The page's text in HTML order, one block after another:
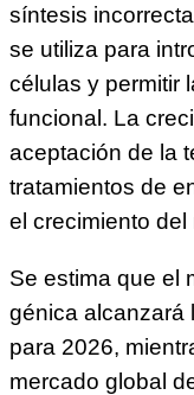
síntesis
se utiliza para
células y permitir
funcional. La
aceptación de la
tratamientos de
el crecimiento del
Se estima que el
génica alcanzará
para 2026,
mercado global